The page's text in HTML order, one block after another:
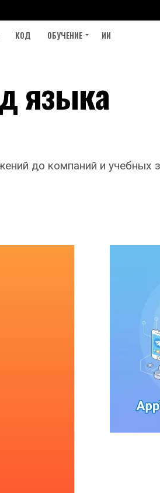
КОД ОБУЧЕНИЕ ИИ
языка
до компаний и учебных